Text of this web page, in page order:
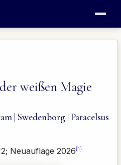
weißen Magie
| Swedenborg | Paracelsus
Neuauflage 2026[1]